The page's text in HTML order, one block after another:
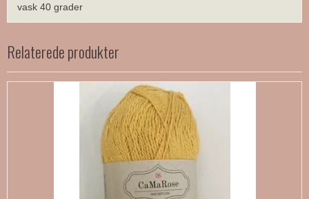
vask 40 grader
Relaterede produkter